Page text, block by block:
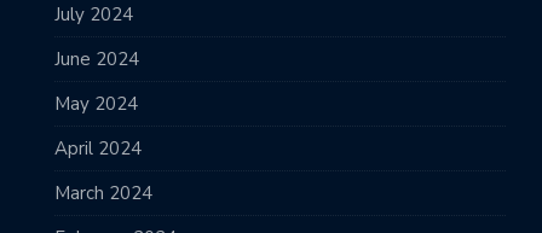
July 2024
June 2024
May 2024
April 2024
March 2024